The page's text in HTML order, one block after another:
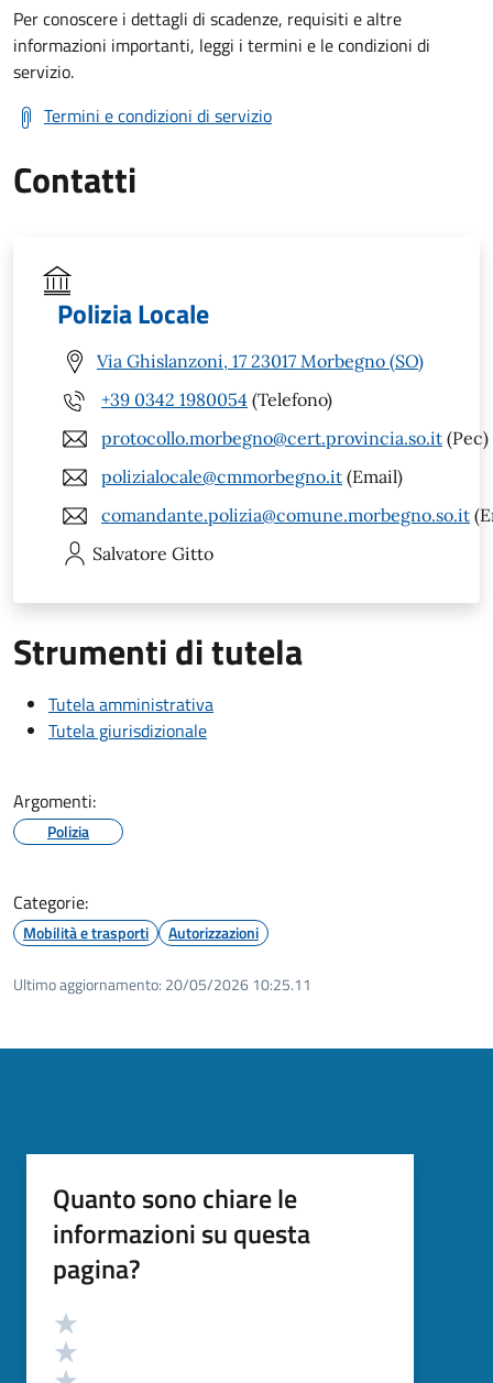
Per conoscere i dettagli di scadenze, requisiti e altre
informazioni importanti, leggi i termini e le condizioni di
servizio.
Termini e condizioni di servizio
Contatti
Polizia Locale
Via Ghislanzoni, 17 23017 Morbegno (SO)
+39 0342 1980054 (Telefono)
protocollo.morbegno@cert.provincia.so.it (Pec)
polizialocale@cmmorbegno.it (Email)
comandante.polizia@comune.morbegno.so.it
Salvatore Gitto
Strumenti di tutela
Tutela amministrativa
Tutela giurisdizionale
Argomenti:
Polizia
Categorie:
Mobilità e trasporti Autorizzazioni
Ultimo aggiornamento: 20/05/2026 10:25.11
Quanto sono chiare le
informazioni su questa
pagina?
Valutazione